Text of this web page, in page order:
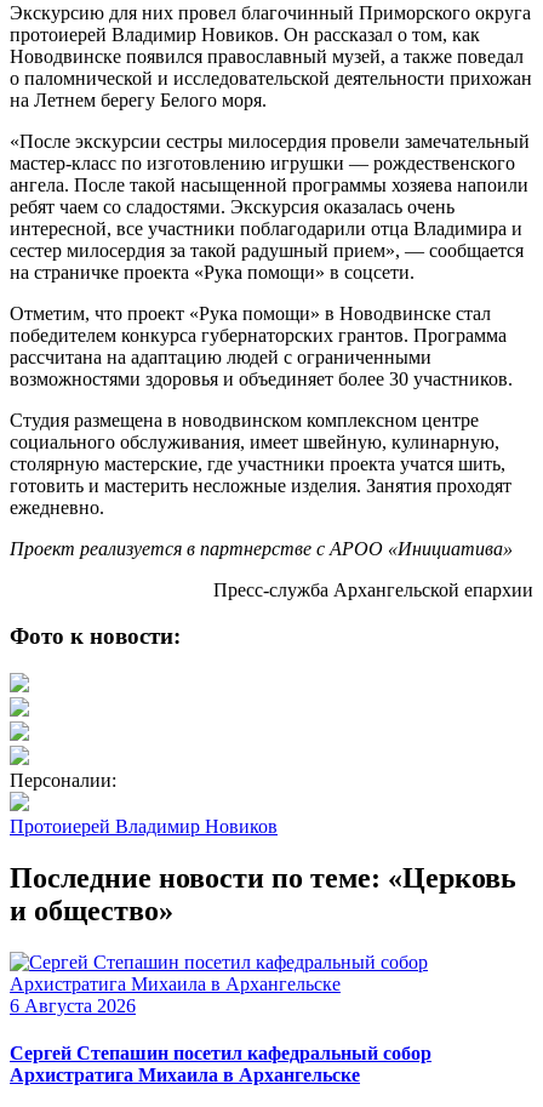
Экскурсию для них провел благочинный Приморского округа
протоиерей Владимир Новиков. Он рассказал о том, как
Новодвинске появился православный музей, а также поведал
о паломнической и исследовательской деятельности прихожан
на Летнем берегу Белого моря.
«После экскурсии сестры милосердия провели замечательный
мастер-класс по изготовлению игрушки — рождественского
ангела. После такой насыщенной программы хозяева напоили
ребят чаем со сладостями. Экскурсия оказалась очень
интересной, все участники поблагодарили отца Владимира и
сестер милосердия за такой радушный прием», — сообщается
на страничке проекта «Рука помощи» в соцсети.
Отметим, что проект «Рука помощи» в Новодвинске стал
победителем конкурса губернаторских грантов. Программа
рассчитана на адаптацию людей с ограниченными
возможностями здоровья и объединяет более 30 участников.
Студия размещена в новодвинском комплексном центре
социального обслуживания, имеет швейную, кулинарную,
столярную мастерские, где участники проекта учатся шить,
готовить и мастерить несложные изделия. Занятия проходят
ежедневно.
Проект реализуется в партнерстве с АРОО «Инициатива»
Пресс-служба Архангельской епархии
Фото к новости:
Персоналии:
Протоиерей Владимир Новиков
Последние новости по теме: «Церковь
и общество»
6 Августа 2026
Сергей Степашин посетил кафедральный собор
Архистратига Михаила в Архангельске